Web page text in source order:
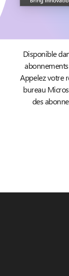
Disponible
Appelez votre
bureau
des